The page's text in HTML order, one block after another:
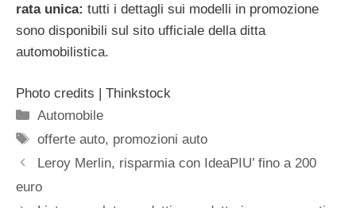
rata unica: tutti i dettagli sui modelli in promozione
sono disponibili sul sito ufficiale della ditta
automobilistica.
Photo credits | Thinkstock
Categorie
Automobile
Tag
offerte auto, promozioni auto
Leroy Merlin, risparmia con IdeaPIU’ fino a 200
euro